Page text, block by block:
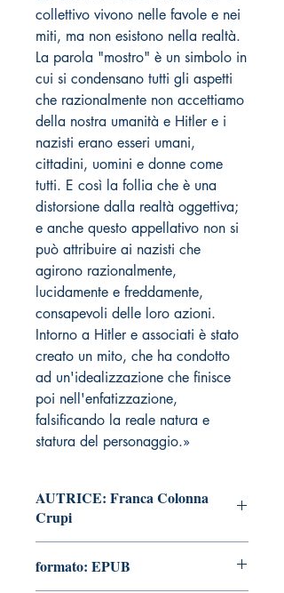
collettivo vivono nelle favole e nei
miti, ma non esistono nella realtà.
La parola "mostro" è un simbolo in
cui si condensano tutti gli aspetti
che razionalmente non accettiamo
della nostra umanità e Hitler e i
nazisti erano esseri umani,
cittadini, uomini e donne come
tutti. E così la follia che è una
distorsione dalla realtà oggettiva;
e anche questo appellativo non si
può attribuire ai nazisti che
agirono razionalmente,
lucidamente e freddamente,
consapevoli delle loro azioni.
Intorno a Hitler e associati è stato
creato un mito, che ha condotto
ad un'idealizzazione che finisce
poi nell'enfatizzazione,
falsificando la reale natura e
statura del personaggio.»
AUTRICE: Franca Colonna
Crupi
formato: EPUB